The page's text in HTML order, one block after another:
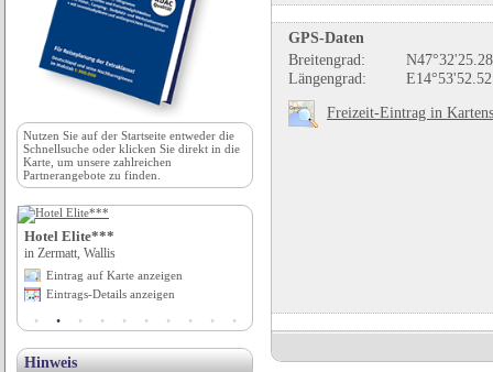
GPS-Daten
Breitengrad:
N47°32'25.28
Längengrad:
E14°53'52.52
Freizeit-Eintrag in
Nutzen Sie auf der Startseite entweder die
Schnellsuche oder klicken Sie direkt in die
Karte, um unsere zahlreichen
Partnerangebote zu finden.
Hotel Elite***
in Zermatt, Wallis
Eintrag auf Karte anzeigen
Eintrags-Details anzeigen
Hinweis